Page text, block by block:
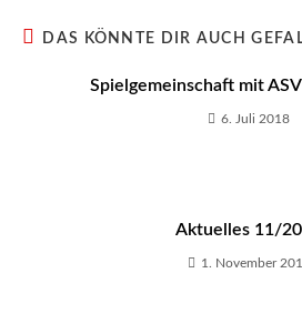
DAS KÖNNTE DIR AUCH
Spielgemeinschaft mit
6. Juli 2018
Aktuelles 11/
1. November